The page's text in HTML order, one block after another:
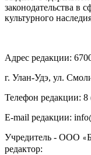
законодательства в
культурного
Адрес редакции:
г. Улан-Удэ, ул.
Телефон редакции: ‎‎8
E-mail редакции:
Учредитель - ООО «
редактор: